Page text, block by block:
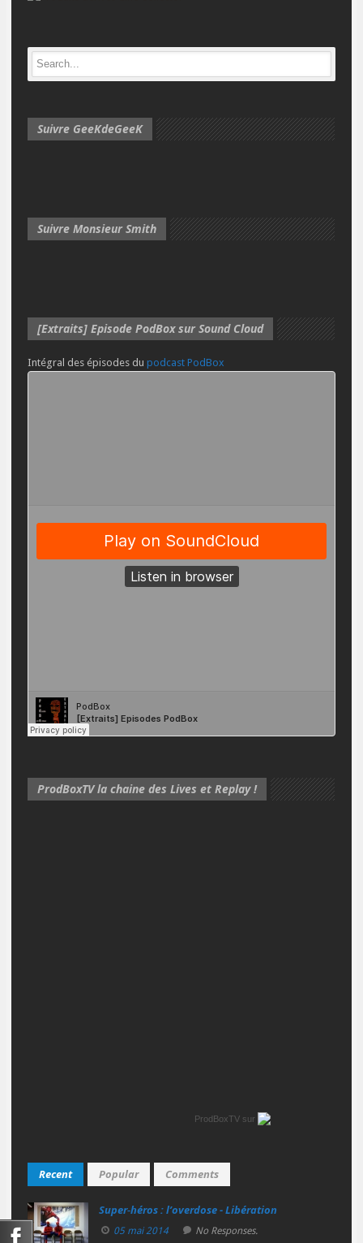
Suivre GeeKdeGeeK
Suivre Monsieur Smith
[Extraits] Episode PodBox sur Sound Cloud
Intégral des épisodes du podcast PodBox
ProdBoxTV la chaine des Lives et Replay !
ProdBoxTV sur
Recent Popular Comments
Super‑héros : l’overdose - Libération
05 mai 2014 No Responses.